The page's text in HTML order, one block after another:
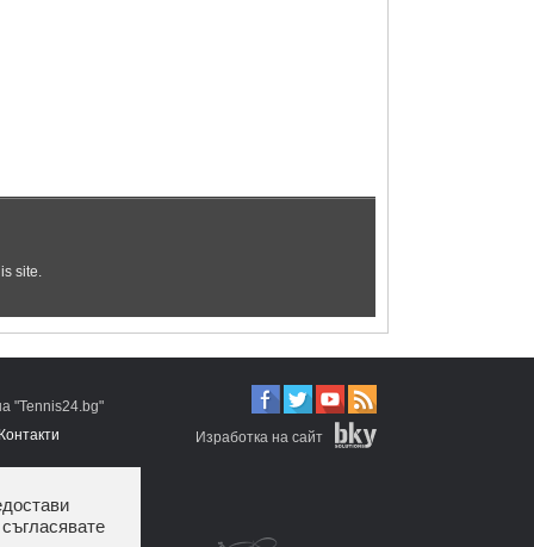
"Tennis24.bg"
Изработка на сайт